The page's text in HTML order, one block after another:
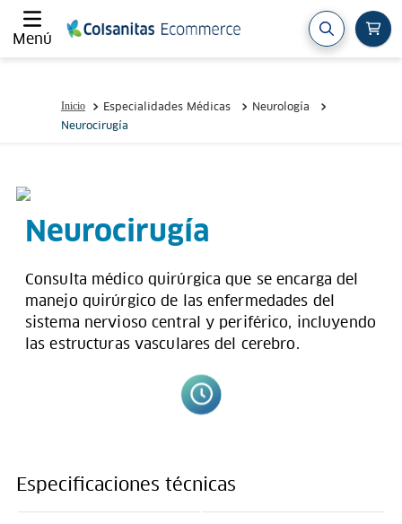
Menú
Especialidades Médicas
Neurología
Neurocirugía
Neurocirugía
Consulta médico quirúrgica que se encarga del
manejo quirúrgico de las enfermedades del
sistema nervioso central y periférico, incluyendo
las estructuras vasculares del cerebro.
Especificaciones técnicas